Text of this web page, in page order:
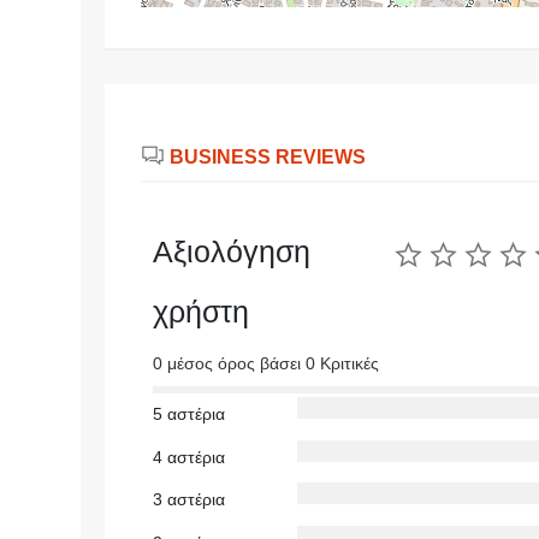
BUSINESS REVIEWS
Αξιολόγηση
χρήστη
0 μέσος όρος βάσει 0 Κριτικές
5 αστέρια
4 αστέρια
3 αστέρια